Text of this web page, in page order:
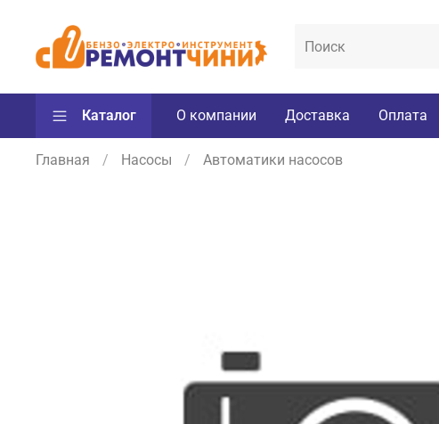
Каталог О компании Доставка Оплата
Главная Насосы Автоматики насосов